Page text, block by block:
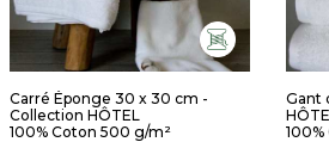
Carré Éponge 30 x 30 cm -
Collection HÔTEL
100% Coton 500 g/m²
Gant